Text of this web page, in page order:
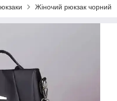
Жіночий рюкзак чорний